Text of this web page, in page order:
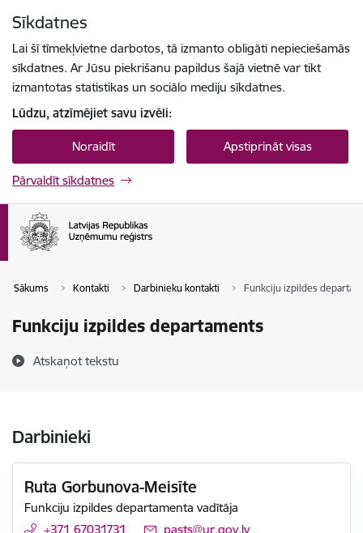
Sīkdatnes
Lai šī tīmekļvietne darbotos, tā izmanto obligāti nepieciešamās
sīkdatnes. Ar Jūsu piekrišanu papildus šajā vietnē var tikt
izmantotas statistikas un sociālo mediju sīkdatnes.
Lūdzu, atzīmējiet savu izvēli:
Noraidīt Apstiprināt visas
Pārvaldīt sīkdatnes
Sākums Kontakti Darbinieku kontakti Funkciju izpildes
Funkciju izpildes departaments
Atskaņot tekstu
Darbinieki
Ruta Gorbunova-Meisīte
Funkciju izpildes departamenta vadītāja
+371 67031731
E-pasts:
pasts@ur.gov.lv